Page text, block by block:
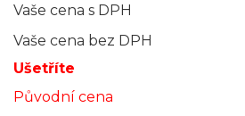
Vaše cena s DPH
Vaše cena bez DPH
Ušetříte
Původní cena